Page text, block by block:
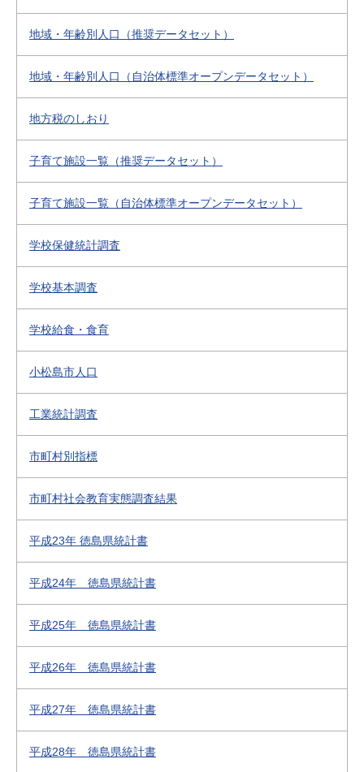
地域・年齢別人口（推奨データセット）
地域・年齢別人口（自治体標準オープンデータセット）
地方税のしおり
子育て施設一覧（推奨データセット）
子育て施設一覧（自治体標準オープンデータセット）
学校保健統計調査
学校基本調査
学校給食・食育
小松島市人口
工業統計調査
市町村別指標
市町村社会教育実態調査結果
平成23年 徳島県統計書
平成24年 徳島県統計書
平成25年 徳島県統計書
平成26年 徳島県統計書
平成27年 徳島県統計書
平成28年 徳島県統計書